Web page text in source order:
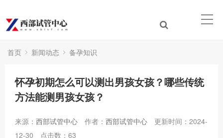
首页 新闻动态 备孕知识
怀孕初期怎么可以测出男孩女孩？哪些传统
方法能测男孩女孩？
来源： 西部试管中心 作者： 西部试管中心
更新时间：2024-
12-30
点击数： 63